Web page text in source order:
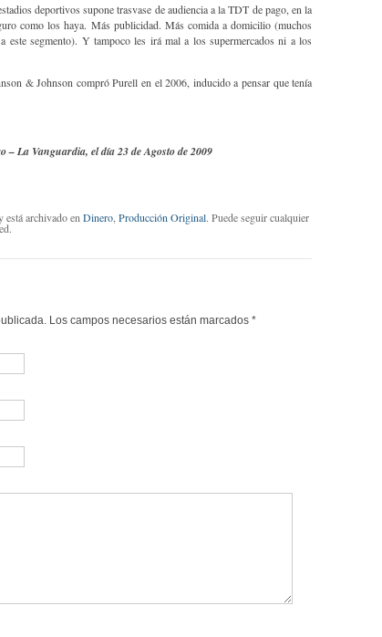
deportivos supone trasvase de audiencia a la TDT de pago, en la
como los haya. Más publicidad. Más comida a domicilio (muchos
este segmento). Y tampoco les irá mal a los supermercados ni a los
& Johnson compró Purell en el 2006, inducido a pensar que tenía
La Vanguardia, el día 23 de Agosto de 2009
está archivado enDinero ,Producción Original. Puede seguir cualquier
Los campos necesarios están marcados*